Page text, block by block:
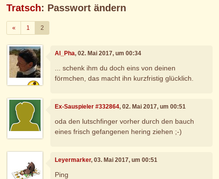
Tratsch: Passwort ändern
«Zurück
1 2
Al_Pha, 02. Mai 2017, um 00:34
... schenk ihm du doch eins von deinen
förmchen, das macht ihn kurzfristig glücklich.
Ex-Sauspieler #332864, 02. Mai 2017, um 00:51
oda den lutschfinger vorher durch den bauch
eines frisch gefangenen hering ziehen ;-)
Leyermarker, 03. Mai 2017, um 00:51
Ping